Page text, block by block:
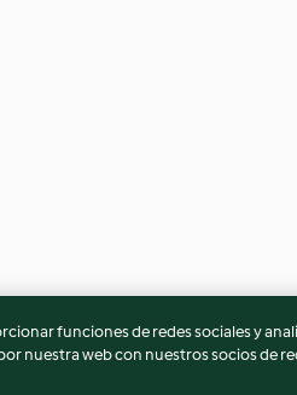
funciones de redes sociales y
nuestra web con nuestros socios de